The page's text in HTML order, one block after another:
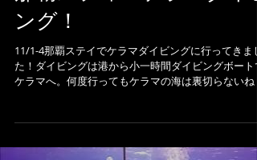
那覇スティdeケラマダイビ
ング！
11/1-4那覇ステイでケラマダイビングに行ってきまし